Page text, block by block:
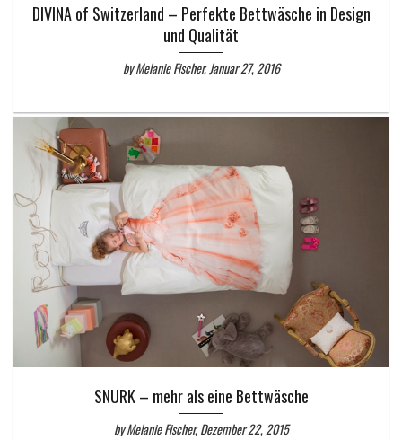
DIVINA of Switzerland – Perfekte Bettwäsche in Design
und Qualität
by Melanie Fischer, Januar 27, 2016
SNURK – mehr als eine Bettwäsche
by Melanie Fischer, Dezember 22, 2015